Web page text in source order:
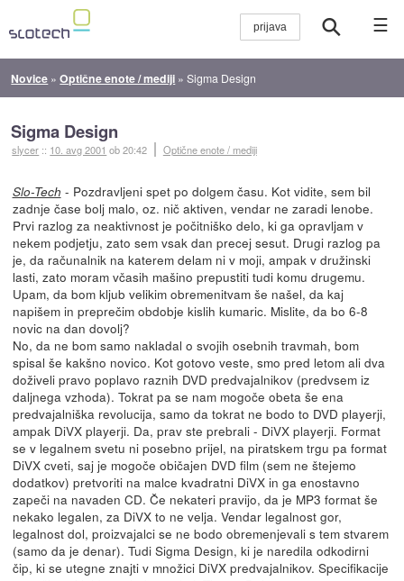
☰
Novice »Optične enote / mediji »Sigma Design
Sigma Design
slycer :: 10. avg 2001 ob 20:42 Optične enote / mediji
Slo-Tech - Pozdravljeni spet po dolgem času. Kot vidite, sem bil
zadnje čase bolj malo, oz. nič aktiven, vendar ne zaradi lenobe.
Prvi razlog za neaktivnost je počitniško delo, ki ga opravljam v
nekem podjetju, zato sem vsak dan precej sesut. Drugi razlog pa
je, da računalnik na katerem delam ni v moji, ampak v družinski
lasti, zato moram včasih mašino prepustiti tudi komu drugemu.
Upam, da bom kljub velikim obremenitvam še našel, da kaj
napišem in preprečim obdobje kislih kumaric. Mislite, da bo 6-8
novic na dan dovolj?
No, da ne bom samo nakladal o svojih osebnih travmah, bom
spisal še kakšno novico. Kot gotovo veste, smo pred letom ali dva
doživeli pravo poplavo raznih DVD predvajalnikov (predvsem iz
daljnega vzhoda). Tokrat pa se nam mogoče obeta še ena
predvajalniška revolucija, samo da tokrat ne bodo to DVD playerji,
ampak DiVX playerji. Da, prav ste prebrali - DiVX playerji. Format
se v legalnem svetu ni posebno prijel, na piratskem trgu pa format
DiVX cveti, saj je mogoče običajen DVD film (sem ne štejemo
dodatkov) pretvoriti na malce kvadratni DiVX in ga enostavno
zapeči na navaden CD. Če nekateri pravijo, da je MP3 format še
nekako legalen, za DiVX to ne velja. Vendar legalnost gor,
legalnost dol, proizvajalci se ne bodo obremenjevali s tem stvarem
(samo da je denar). Tudi Sigma Design, ki je naredila odkodirni
čip, ki se utegne znajti v množici DiVX predvajalnikov. Specifikacije